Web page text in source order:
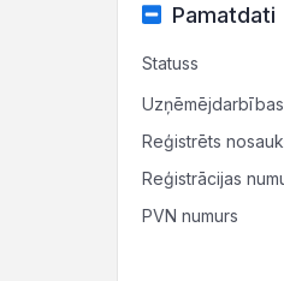
Pamatdati
Statuss
Reģistrēts
Reģistrācijas
PVN numurs